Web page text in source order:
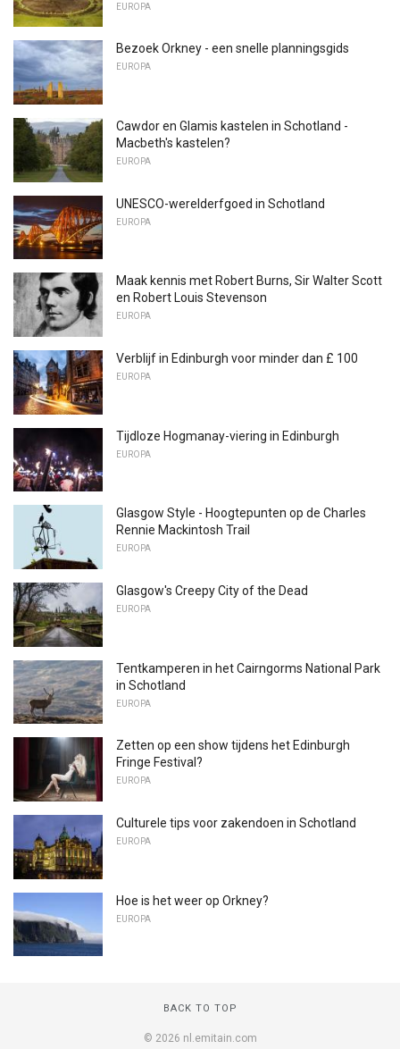
EUROPA
Bezoek Orkney - een snelle planningsgids
EUROPA
Cawdor en Glamis kastelen in Schotland -
Macbeth's kastelen?
EUROPA
UNESCO-werelderfgoed in Schotland
EUROPA
Maak kennis met Robert Burns, Sir Walter Scott
en Robert Louis Stevenson
EUROPA
Verblijf in Edinburgh voor minder dan £ 100
EUROPA
Tijdloze Hogmanay-viering in Edinburgh
EUROPA
Glasgow Style - Hoogtepunten op de Charles
Rennie Mackintosh Trail
EUROPA
Glasgow's Creepy City of the Dead
EUROPA
Tentkamperen in het Cairngorms National Park
in Schotland
EUROPA
Zetten op een show tijdens het Edinburgh
Fringe Festival?
EUROPA
Culturele tips voor zakendoen in Schotland
EUROPA
Hoe is het weer op Orkney?
EUROPA
BACK TO TOP
© 2026 nl.emitain.com